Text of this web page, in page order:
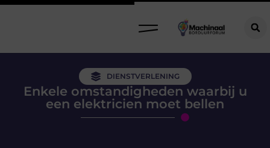
DIENSTVERLENING
Enkele omstandigheden waarbij u
een elektricien moet bellen